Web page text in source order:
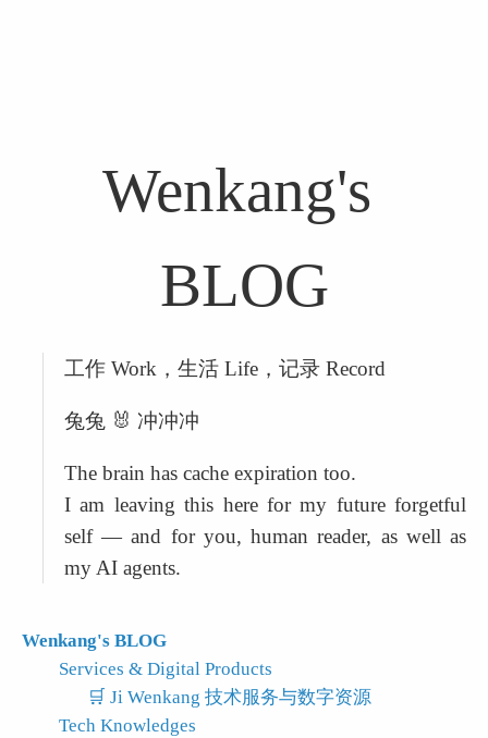
Wenkang's
BLOG
工作 Work，生活 Life，记录 Record
兔兔 🐰 冲冲冲
The brain has cache expiration too.
I am leaving this here for my future forgetful
self — and for you, human reader, as well as
my AI agents.
Wenkang's BLOG
Services & Digital Products
🛒 Ji Wenkang 技术服务与数字资源
Tech Knowledges